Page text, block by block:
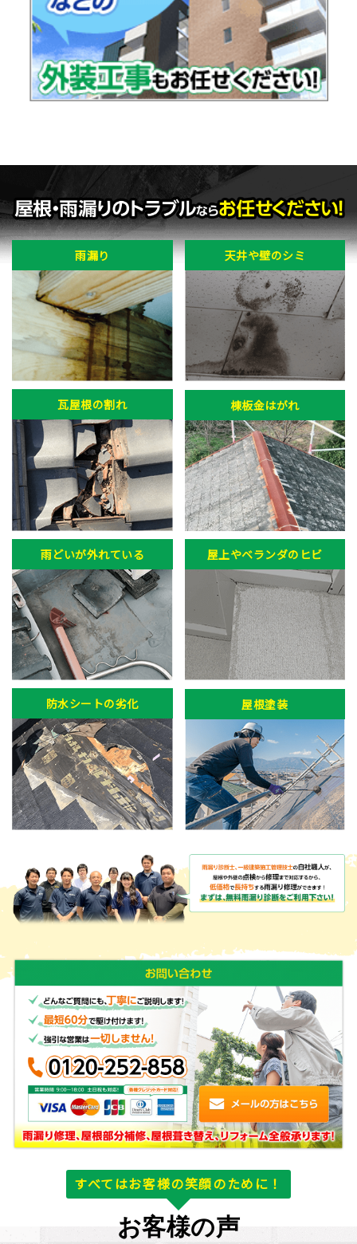
雨漏り 天井や壁のシミ
瓦屋根の割れ 棟板金はがれ
雨どいが外れている 屋上やベランダのヒビ
防水シートの劣化 屋根塗装
すべてはお客様の笑顔のために！
お客様の声